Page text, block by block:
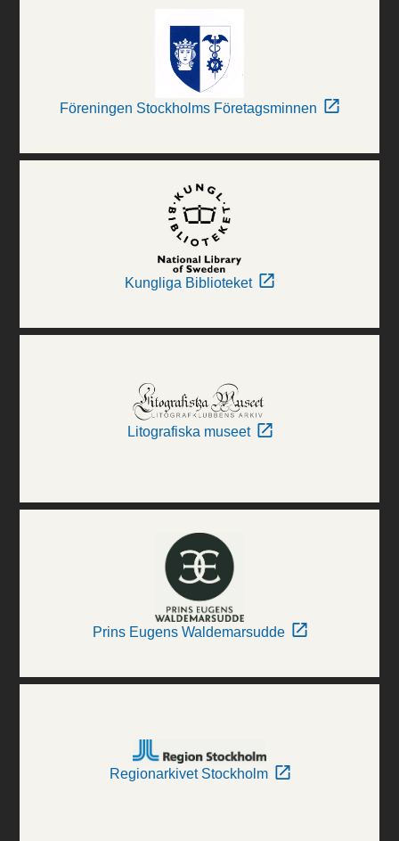
Föreningen Stockholms Företagsminnen
Kungliga Biblioteket
Litografiska museet
Prins Eugens Waldemarsudde
Regionarkivet Stockholm